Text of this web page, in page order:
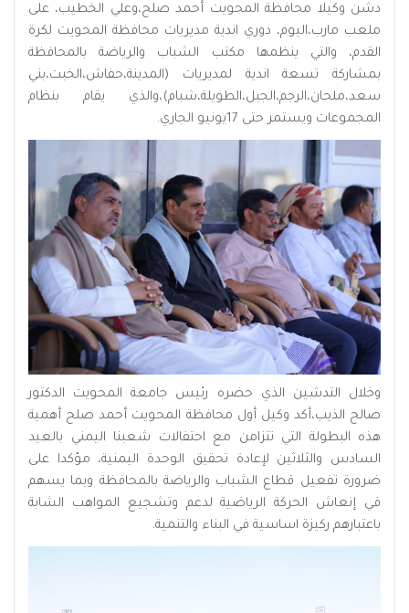
دشن وكيلا محافظة المحويت أحمد صلح،وعلي الخطيب، على
ملعب مارب،اليوم، دوري اندية مديريات محافظة المحويت لكرة
القدم، والتي ينظمها مكتب الشباب والرياضة بالمحافظة
بمشاركة تسعة اندية لمديريات (المدينة،حفاش،الخبت،بني
سعد،ملحان،الرجم،الجبل،الطويلة،شبام)،والذي يقام بنظام
المجموعات ويستمر حتى 17يونيو الجاري.
وخلال التدشين الذي حضره رئيس جامعة المحويت الدكتور
صالح الذيب،أكد وكيل أول محافظة المحويت أحمد صلح أهمية
هذه البطولة التي تتزامن مع احتفالات شعبنا اليمني بالعيد
السادس والثلاثين لإعادة تحقيق الوحدة اليمنية، مؤكدا على
ضرورة تفعيل قطاع الشباب والرياضة بالمحافظة وبما يسهم
في إنعاش الحركة الرياضية لدعم وتشجيع المواهب الشابة
باعتبارهم ركيزة اساسية في البناء والتنمية.